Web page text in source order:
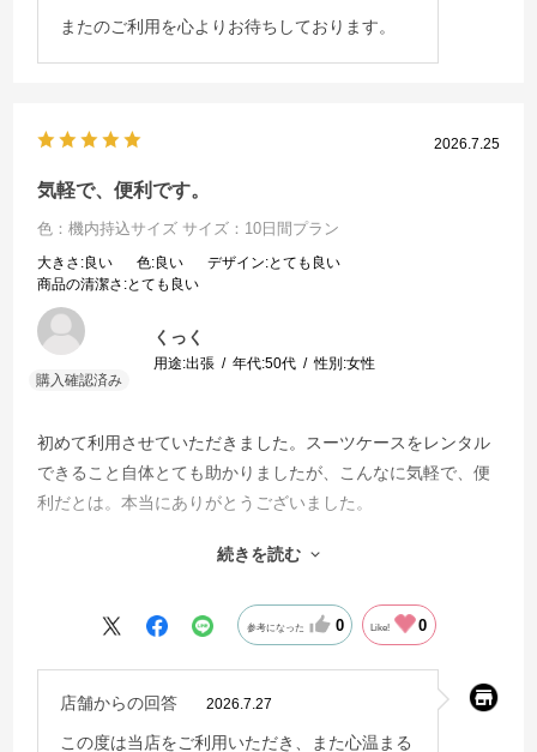
またのご利用を心よりお待ちしております。
2026.7.25
気軽で、便利です。
色：機内持込サイズ サイズ：10日間プラン
大きさ :良い 色:良い デザイン:とても良い
商品の清潔さ :とても良い
くっく
用途:出張 年代:50代 性別:女性
初めて利用させていただきました。スーツケースをレンタル
できること自体とても助かりましたが、こんなに気軽で、便
利だとは。本当にありがとうございました。
期間や行き先に応じて、丁度よいサイズで確かな品質のスー
変です。置き場もないですし。。本当に助かりました。次回
し、便利だから、ぜひ使用してみたいと話していました。
続きを読む
参考になった 0 Like! 0
店舗からの回答 2026.7.27
この度は当店をご利用いただき、また心温まる